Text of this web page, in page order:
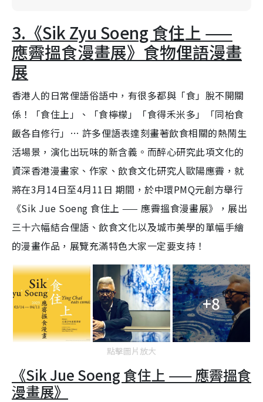
3.《Sik Zyu Soeng 食住上 ——
應霽搵食漫畫展》食物俚語漫畫
展
香港人的日常俚語俗語中，有很多都與「食」脫不開關
係！「食住上」、「食檸檬」「食得禾米多」「同枱食
飯各自修行」… 許多俚語表達刻畫著飲食相關的熱鬧生
活場景，演化出玩味的新含義。而醉心研究此項文化的
資深香港漫畫家、作家、飲食文化研究人歐陽應霽，就
將在3月14日至4月11日 期間，於中環PMQ元創方舉行
《Sik Jue Soeng 食住上 —— 應霽搵食漫畫展》，展出
三十六幅結合俚語、飲食文化以及城市美學的單幅手繪
的漫畫作品，展覽充滿特色大家一定要支持！
+8
點擊圖片放大
《Sik Jue Soeng 食住上 —— 應霽搵食
漫畫展》